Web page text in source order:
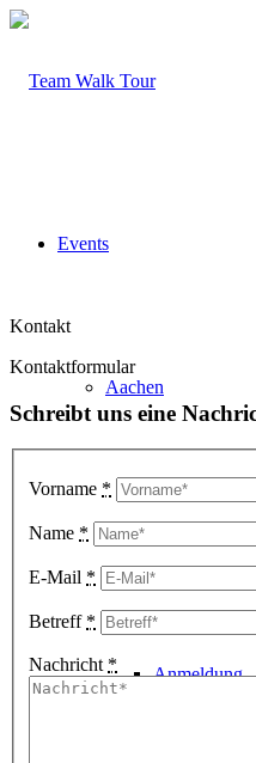
Events
Aachen
Anmeldung
Kontakt
Kontaktformular
Schreibt uns eine
Vorname *
Name *
E-Mail *
Betreff *
Nachricht *